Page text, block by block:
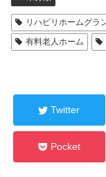
リハビリホームグラ
有料老人ホーム
Twitter
Pocket